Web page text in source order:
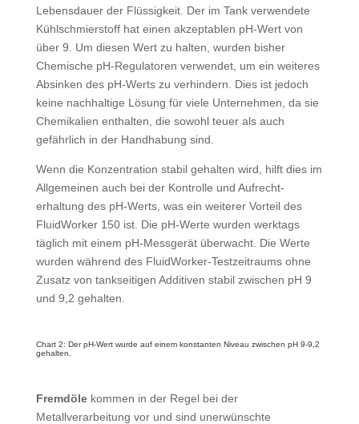
Lebensdauer der Flüssigkeit. Der im Tank ver­wendete
Kühlschmierstoff hat einen akzeptablen pH-Wert von
über 9. Um diesen Wert zu halten, wurden bisher
Chemische pH-Regulatoren ver­wendet, um ein weiteres
Absinken des pH-Werts zu verhindern. Dies ist jedoch
keine nachhaltige Lösung für viele Unternehmen, da sie
Chemikalien enthalten, die sowohl teuer als auch
gefährlich in der Handhabung sind.
Wenn die Konzentration stabil ge­halten wird, hilft dies im
Allgemeinen auch bei der Kontrolle und Aufrecht­
erhaltung des pH-Werts, was ein weiterer Vorteil des
FluidWorker 150 ist. Die pH-Werte wurden werktags
täglich mit einem pH-Messgerät überwacht. Die Werte
wurden während des FluidWorker-Testzeitraums ohne
Zusatz von tankseitigen Additiven stabil zwischen pH 9
und 9,2 gehalten.
Chart 2: Der pH-Wert wurde auf einem konstanten Niveau zwischen pH 9-9,2
gehalten.
Fremdölekommen in der Regel bei der
Metallverarbeitung vor und sind unerwünschte